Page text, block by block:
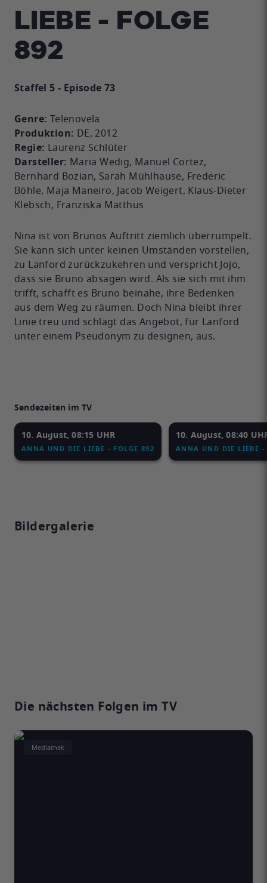
LIEBE - FOLGE
892
Staffel 5 - Episode 73
Genre: Telenovela
Produktion: DE, 2012
Regie: Laurenz Schlüter
Darsteller: Maria Wedig, Manuel Cortez,
Bernhard Bozian, Sarah Mühlhause, Frederic
Böhle, Maja Maneiro, Jacob Weigert, Klaus-Dieter
Klebsch, Franziska Matthus
Nina ist von Brunos Auftritt ziemlich überrumpelt.
Sie kann sich unter keinen Umständen vorstellen,
zu Lanford zurückzukehren und verspricht Jojo,
dass sie Bruno absagen wird. Als sie sich mit ihm
trifft, schafft es Bruno beinahe, ihre Bedenken
aus dem Weg zu räumen. Doch Nina bleibt ihrer
Linie treu und schlägt das Angebot, für Lanford
unter einem Pseudonym zu designen, aus.
Sendezeiten im TV
10. August, 08:15 UHR
ANNA UND DIE LIEBE - FOLGE 892
10. August, 08:40
ANNA UND DIE LIEBE -
Bildergalerie
Die nächsten Folgen im TV
Mediathek